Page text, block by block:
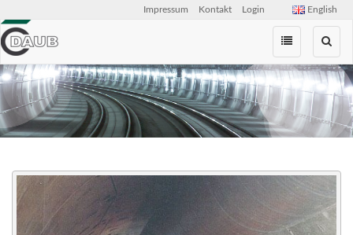
Zum
Inhalt
springen
English
Impressum Kontakt Login